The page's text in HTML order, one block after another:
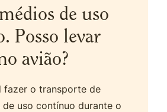
de uso
Posso levar
avião?
fazer o transporte de
de uso contínuo durante o